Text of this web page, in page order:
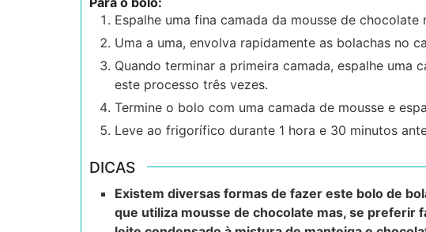
Espalhe uma fina camada da mousse de
Uma a uma, envolva rapidamente as bolachas no
Quando terminar a primeira camada, espalhe uma
este processo três vezes.
Termine o bolo com uma camada de mousse e
Leve ao frigorífico durante 1 hora e 30 minutos
DICAS
Existem diversas formas de fazer este bolo de
que utiliza mousse de chocolate mas, se preferir